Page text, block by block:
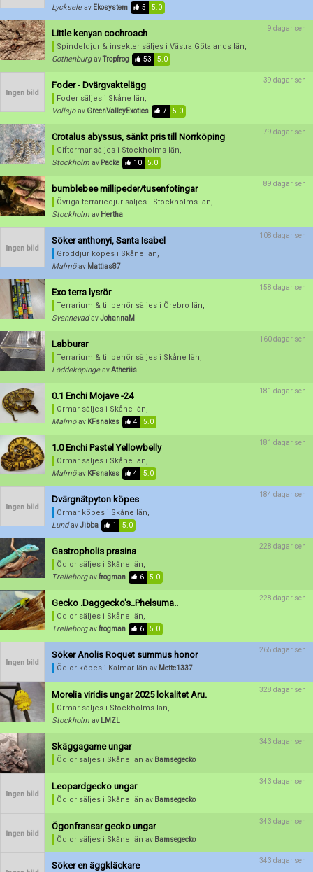
Aktivera annons
Radera annons
Lycksele av Ekosystem 5 5.0
Little kenyan cochroach
Spindeldjur & insekter säljes i Västra Götalands län,
Gothenburg avTropfrog 53 5.0
9 dagar sen
Foder - Dvärgvaktelägg
Foder säljes i Skåne län,
Vollsjö av GreenValleyExotics 7 5.0
39 dagar sen
Crotalus abyssus, sänkt pris till Norrköping
Giftormar säljes i Stockholms län,
Stockholm av Packe 10 5.0
79 dagar sen
bumblebee millipeder/tusenfotingar
Övriga terrariedjur säljes i Stockholms län,
Stockholm av Hertha
89 dagar sen
Söker anthonyi, Santa Isabel
Groddjur köpes i Skåne län,
Malmö av Mattias87
108 dagar sen
Exo terra lysrör
Terrarium & tillbehör säljes i Örebro län,
Svennevad avJohannaM
158 dagar sen
Labburar
Terrarium & tillbehör säljes i Skåne län,
Löddeköpinge avAtheriis
160 dagar sen
0.1 Enchi Mojave -24
Ormar säljes i Skåne län,
Malmö av KFsnakes 4 5.0
181 dagar sen
1.0 Enchi Pastel Yellowbelly
Ormar säljes i Skåne län,
Malmö av KFsnakes 4 5.0
181 dagar sen
Dvärgnätpyton köpes
Ormar köpes i Skåne län,
Lund avJibba 1 5.0
184 dagar sen
Gastropholis prasina
Ödlor säljes i Skåne län,
Trelleborg avfrogman 6 5.0
228 dagar sen
Gecko .Daggecko's..Phelsuma..
Ödlor säljes i Skåne län,
Trelleborg avfrogman 6 5.0
228 dagar sen
Söker Anolis Roquet summus honor
Ödlor köpes i Kalmar län av Mette1337
265 dagar sen
Morelia viridis ungar 2025 lokalitet Aru.
Ormar säljes i Stockholms län,
Stockholm av LMZL
328 dagar sen
Skäggagame ungar
Ödlor säljes i Skåne län av Bamsegecko
343 dagar sen
Leopardgecko ungar
Ödlor säljes i Skåne län av Bamsegecko
343 dagar sen
Ögonfransar gecko ungar
Ödlor säljes i Skåne län av Bamsegecko
343 dagar sen
Söker en äggkläckare 343 dagar sen